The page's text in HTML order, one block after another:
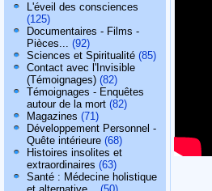
L'éveil des consciences
(125)
Documentaires - Films -
Pièces... (92)
Sciences et Spiritualité (85)
Contact avec l'Invisible
(Témoignages) (82)
Témoignages - Enquêtes
autour de la mort (82)
Magazines (71)
Développement Personnel -
Quête intérieure (68)
Histoires insolites et
extraordinaires (63)
Santé : Médecine holistique